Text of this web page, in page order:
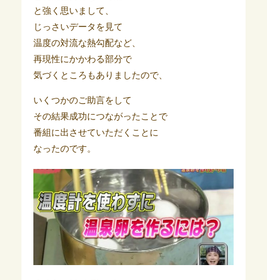
と強く思いまして、
じっさいデータを見て
温度の対流な熱勾配など、
再現性にかかわる部分で
気づくところもありましたので、
いくつかのご助言をして
その結果成功につながったことで
番組に出させていただくことに
なったのです。